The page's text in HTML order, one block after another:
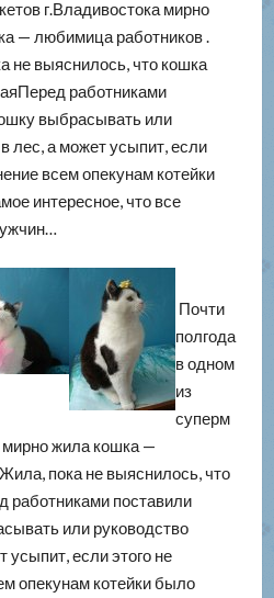
г.Владивостока мирно
— любимица работников .
не выяснилось, что кошка
работниками
выбрасывать или
лес, а может усыпит, если
всем опекунам котейки
интересное, что все
Почти
полгода
в одном
из
суперм
мирно жила кошка —
пока не выяснилось, что
работниками поставили
или руководство
усыпит, если этого не
опекунам котейки было